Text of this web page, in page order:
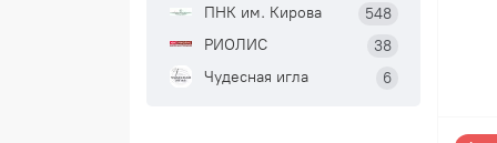
ПНК им. Кирова
548
РИОЛИС
38
Чудесная игла
6